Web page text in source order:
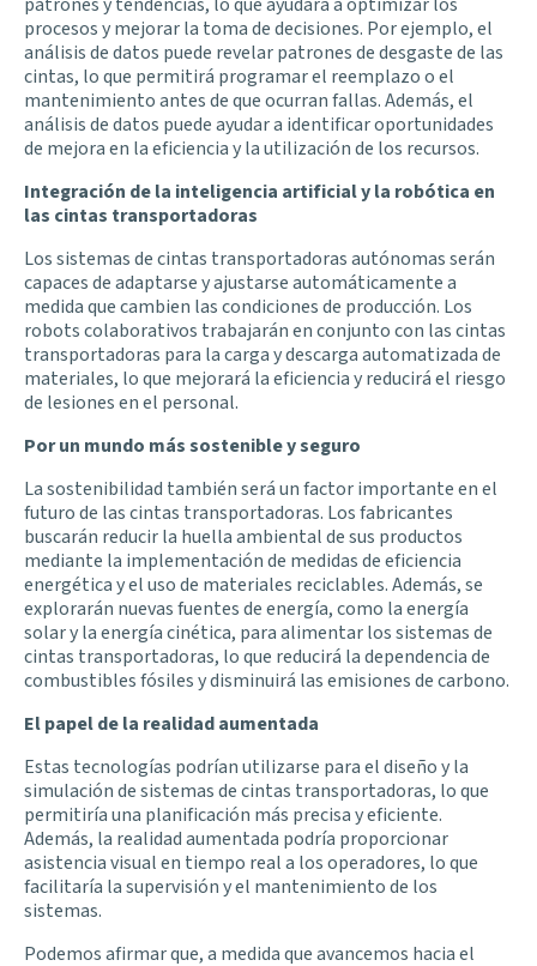
procesos y mejorar la toma de decisiones. Por ejemplo, el
análisis de datos puede revelar patrones de desgaste de las
cintas, lo que permitirá programar el reemplazo o el
mantenimiento antes de que ocurran fallas. Además, el
análisis de datos puede ayudar a identificar oportunidades
de mejora en la eficiencia y la utilización de los recursos.
Integración de la inteligencia artificial y la robótica en
las cintas transportadoras
Los sistemas de cintas transportadoras autónomas serán
capaces de adaptarse y ajustarse automáticamente a
medida que cambien las condiciones de producción. Los
robots colaborativos trabajarán en conjunto con las cintas
transportadoras para la carga y descarga automatizada de
materiales, lo que mejorará la eficiencia y reducirá el riesgo
de lesiones en el personal.
Por un mundo más sostenible y seguro
La sostenibilidad también será un factor importante en el
futuro de las cintas transportadoras. Los fabricantes
buscarán reducir la huella ambiental de sus productos
mediante la implementación de medidas de eficiencia
energética y el uso de materiales reciclables. Además, se
explorarán nuevas fuentes de energía, como la energía
solar y la energía cinética, para alimentar los sistemas de
cintas transportadoras, lo que reducirá la dependencia de
combustibles fósiles y disminuirá las emisiones de carbono.
El papel de la realidad aumentada
Estas tecnologías podrían utilizarse para el diseño y la
simulación de sistemas de cintas transportadoras, lo que
permitiría una planificación más precisa y eficiente.
Además, la realidad aumentada podría proporcionar
asistencia visual en tiempo real a los operadores, lo que
facilitaría la supervisión y el mantenimiento de los
sistemas.
Podemos afirmar que, a medida que avancemos hacia el